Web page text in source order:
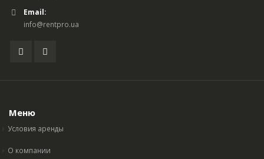
Email:
info@rentpro.ua
Меню
Условия аренды
О компании